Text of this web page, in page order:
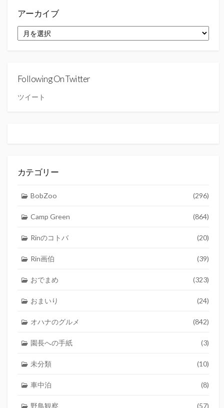
アーカイブ
ー
Following On Twitter
ツイート
カテゴリー
BobZoo (296)
Camp Green (864)
Rinのコトバ (20)
Rin画伯 (39)
おでまめ (323)
おまいり (24)
オハナのグルメ (842)
園長への手紙 (3)
未分類 (10)
車中泊 (8)
野鳥観察 (57)